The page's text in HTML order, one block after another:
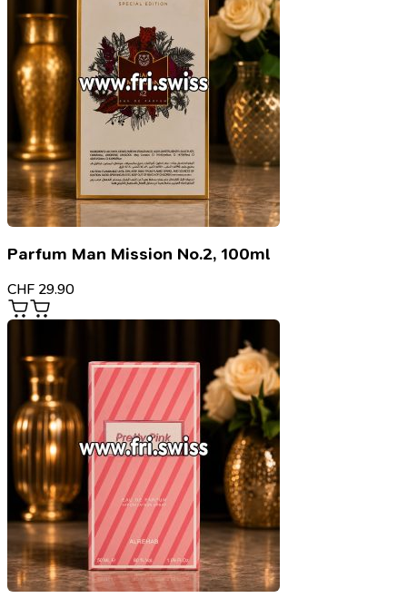
Parfum Man Mission No.2, 100ml
CHF 29.90